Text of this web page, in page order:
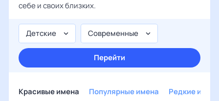
себе и своих близких.
Детские Современные
Перейти
Красивые имена Популярные имена Редкие